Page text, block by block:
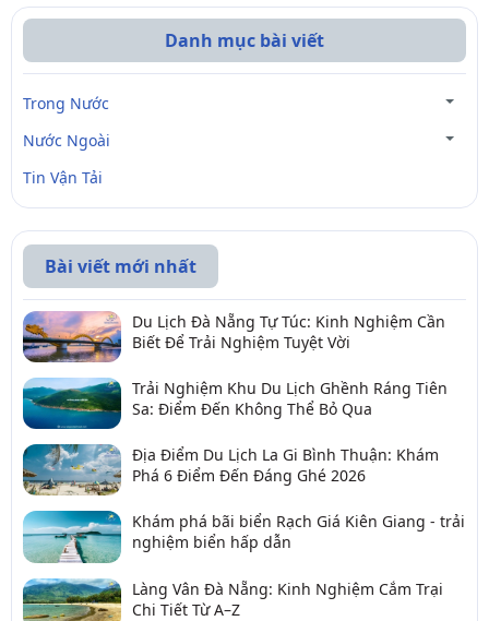
Danh mục bài viết
Trong Nước
Nước Ngoài
Tin Vận Tải
Bài viết mới nhất
Du Lịch Đà Nẵng Tự Túc: Kinh Nghiệm Cần
Biết Để Trải Nghiệm Tuyệt Vời
Trải Nghiệm Khu Du Lịch Ghềnh Ráng Tiên
Sa: Điểm Đến Không Thể Bỏ Qua
Địa Điểm Du Lịch La Gi Bình Thuận: Khám
Phá 6 Điểm Đến Đáng Ghé 2026
Khám phá bãi biển Rạch Giá Kiên Giang - trải
nghiệm biển hấp dẫn
Làng Vân Đà Nẵng: Kinh Nghiệm Cắm Trại
Chi Tiết Từ A–Z